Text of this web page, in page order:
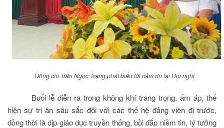
Đồng chí Trần Ngọc Trạng phát biểu lời cảm ơn tại Hội nghị
Buổi lễ diễn ra trong không khí trang trọng, ấm áp, thể
hiện sự tri ân sâu sắc đối với các thế hệ đảng viên đi trước,
đồng thời là dịp giáo dục truyền thống, bồi đắp niềm tin, lý tưởng